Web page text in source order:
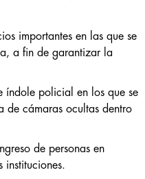
importantes en las que se
a fin de garantizar la
índole policial en los que se
de cámaras ocultas dentro
de personas en
instituciones.